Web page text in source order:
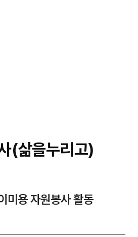
(삶을누리고)
미용 자원봉사 활동